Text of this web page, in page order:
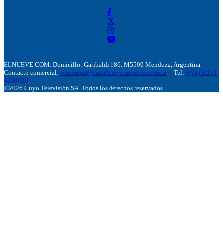
ELNUEVE.COM. Domicillo: Garibaldi 186. M5500 Mendoza, Argentina.
Contacto comercial: comercial@canalnuevemendoza.com.ar – Tel: +(54) 9 261
4204020
©2026 Cuyo Televisión SA. Todos los derechos reservados